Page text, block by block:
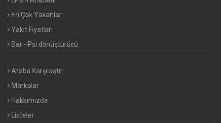
En Çok Yakanlar
Yakıt Fiyatları
Bar - Psi dönüştürücü
Araba Karşılaştır
Markalar
Hakkımızda
Listeler